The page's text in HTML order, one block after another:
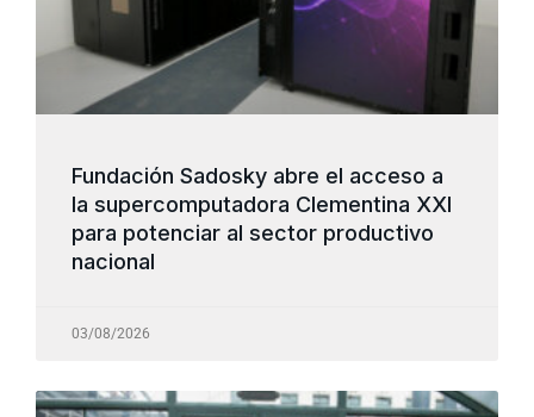
Fundación Sadosky abre el acceso a
la supercomputadora Clementina XXI
para potenciar al sector productivo
nacional
03/08/2026